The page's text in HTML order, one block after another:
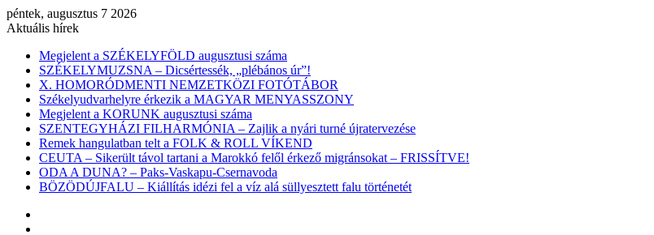
péntek, augusztus 7 2026
Aktuális hírek
Megjelent a SZÉKELYFÖLD augusztusi száma
SZÉKELYMUZSNA – Dicsértessék, „plébános úr”!
X. HOMORÓDMENTI NEMZETKÖZI FOTÓTÁBOR
Székelyudvarhelyre érkezik a MAGYAR MENYASSZONY
Megjelent a KORUNK augusztusi száma
SZENTEGYHÁZI FILHARMÓNIA – Zajlik a nyári turné újratervezése
Remek hangulatban telt a FOLK & ROLL VÍKEND
CEUTA – Sikerült távol tartani a Marokkó felől érkező migránsokat – FRISSÍTVE!
ODA A DUNA? – Paks-Vaskapu-Csernavoda
BÖZÖDÚJFALU – Kiállítás idézi fel a víz alá süllyesztett falu történetét